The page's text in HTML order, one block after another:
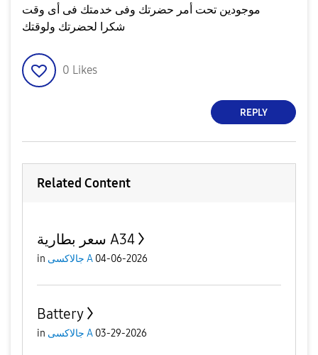
موجودين تحت أمر حضرتك وفى خدمتك فى أى وقت
شكرا لحضرتك ولوقتك
0 Likes
REPLY
Related Content
سعر بطارية A34
in جالاكسى A 04-06-2026
Battery
in جالاكسى A 03-29-2026